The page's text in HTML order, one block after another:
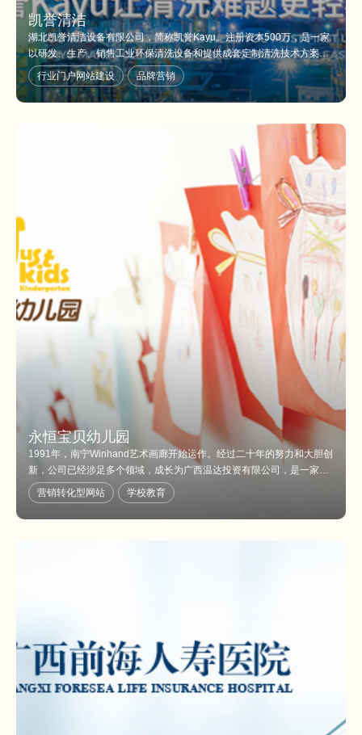
凯誉清洁
湖北凯誉清洁设备有限公司，简称凯誉Kayu。注册资本500万，是一家
以研发、生产、销售工业环保清洗设备和提供成套定制清洗技术方案的
公司。
行业门户网站建设 品牌营销
永恒宝贝幼儿园
1991年，南宁Winhand艺术画廊开始运作。经过二十年的努力和大胆创
新，公司已经涉足多个领域，成长为广西温达投资有限公司，是一家管
理科学，经营稳定，金融资本雄厚的多元化企业集团。 Winhand致力于
成为一家在各方面创造快乐的公司。
营销转化型网站 学校教育